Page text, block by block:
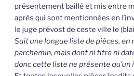
présentement baillé et mis entre
après qui sont mentionnées en
le juge prévost de ceste ville le
Suit une longue liste de pièces, en
parchemin, mais dont ni titre ni
donc cette liste ne présente qu’un